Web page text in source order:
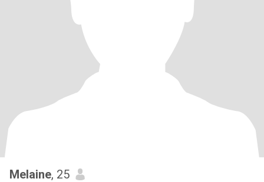
Melaine, 25